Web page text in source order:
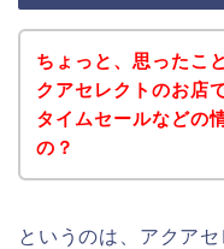
ちょっと、思ったこ
クアセレクトのお店
タイムセールなどの
の？
というのは、アクア